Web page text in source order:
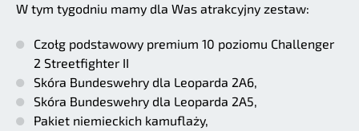
W tym tygodniu mamy dla Was atrakcyjny zestaw:
Czołg podstawowy premium 10 poziomu Challenger
2 Streetfighter II
Skóra Bundeswehry dla Leoparda 2A6,
Skóra Bundeswehry dla Leoparda 2A5,
Pakiet niemieckich kamuflaży,